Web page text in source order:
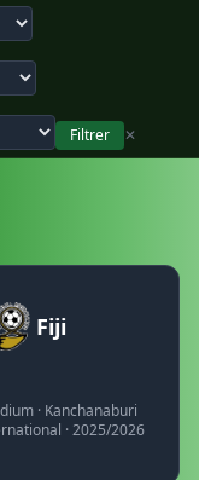
Filtrer
✕
Fiji
· Kanchanaburi
· 2025/2026